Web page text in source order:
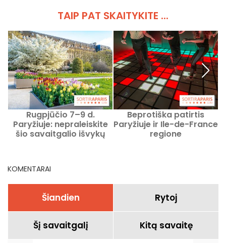
TAIP PAT SKAITYKITE ...
Rugpjūčio 7–9 d.
Paryžiuje: nepraleiskite
šio savaitgalio išvykų
Beprotiška patirtis
Paryžiuje ir Ile-de-France
regione
KOMENTARAI
Šiandien Rytoj
Šį savaitgalį Kitą savaitę